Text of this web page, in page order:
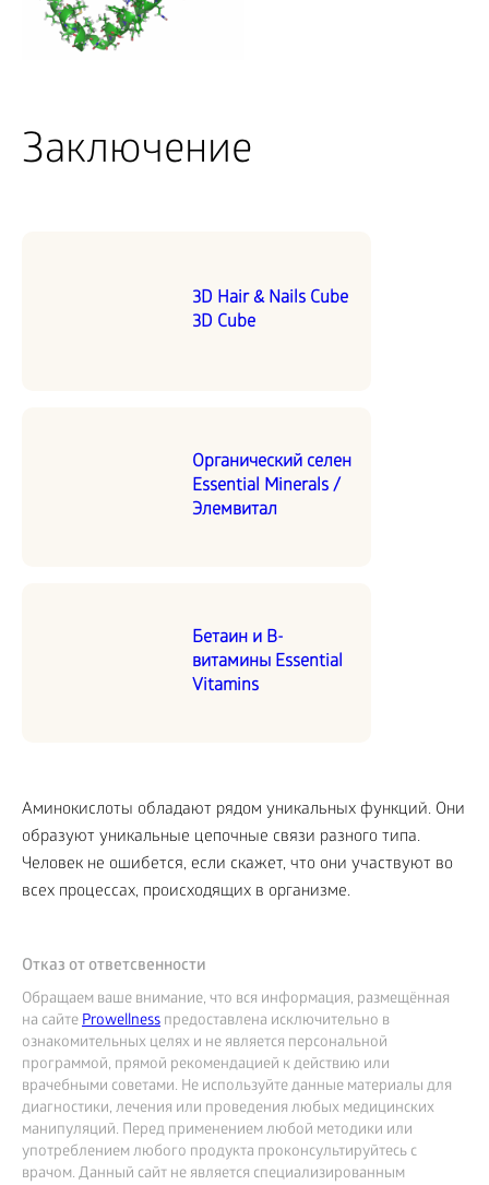
Заключение
3D Hair & Nails Cube
3D Cube
Органический селен
Essential Minerals /
Элемвитал
Бетаин и В-
витамины Essential
Vitamins
Аминокислоты обладают рядом уникальных функций. Они
образуют уникальные цепочные связи разного типа.
Человек не ошибется, если скажет, что они участвуют во
всех процессах, происходящих в организме.
Отказ от ответсвенности
Обращаем ваше внимание, что вся информация, размещённая
на сайтеProwellness предоставлена исключительно в
ознакомительных целях и не является персональной
программой, прямой рекомендацией к действию или
врачебными советами. Не используйте данные материалы для
диагностики, лечения или проведения любых медицинских
манипуляций. Перед применением любой методики или
употреблением любого продукта проконсультируйтесь с
врачом. Данный сайт не является специализированным